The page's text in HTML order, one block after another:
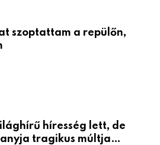
szoptattam a repülőn,
híresség lett, de
tragikus múltja